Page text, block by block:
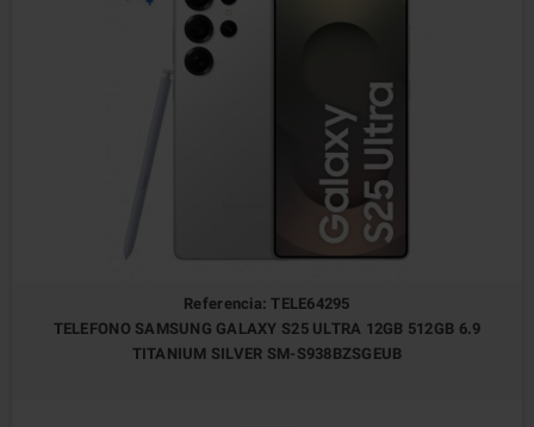
Referencia: TELE64295
TELEFONO SAMSUNG GALAXY S25 ULTRA 12GB 512GB 6.9
TITANIUM SILVER SM-S938BZSGEUB